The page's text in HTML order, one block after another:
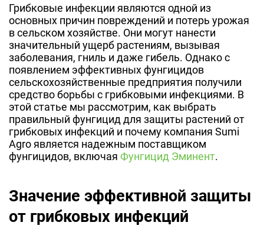
Грибковые инфекции являются одной из
основных причин повреждений и потерь урожая
в сельском хозяйстве. Они могут нанести
значительный ущерб растениям, вызывая
заболевания, гниль и даже гибель. Однако с
появлением эффективных фунгицидов
сельскохозяйственные предприятия получили
средство борьбы с грибковыми инфекциями. В
этой статье мы рассмотрим, как выбрать
правильный фунгицид для защиты растений от
грибковых инфекций и почему компания Sumi
Agro является надежным поставщиком
фунгицидов, включая Фунгицид Эминент.
Значение эффективной защиты
от грибковых инфекций